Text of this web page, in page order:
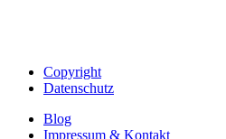
Copyright
Datenschutz
Blog
Impressum & Kontakt